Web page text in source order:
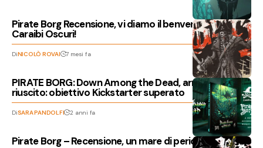
Pirate Borg Recensione, vi diamo il benvenuto nei
Caraibi Oscuri!
DiNICOLÒ ROVAI 7 mesi fa
PIRATE BORG: Down Among the Dead, arrembaggio
riuscito: obiettivo Kickstarter superato
DiSARA PANDOLFI 2 anni fa
Pirate Borg – Recensione, un mare di pericoli